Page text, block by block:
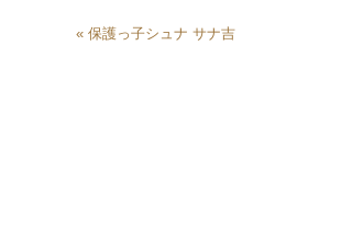
« 保護っ子シュナ サナ吉